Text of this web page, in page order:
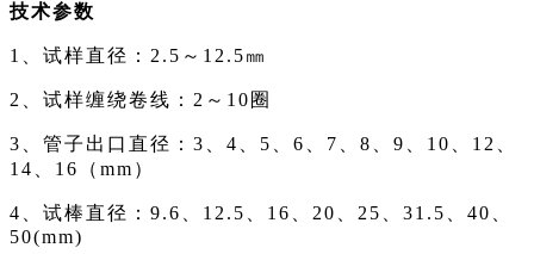
技术参数
1 、试样直径：2.5～12.5㎜
2 、试样缠绕卷线：2～10圈
3
、管子出口直径：3、4、5、6、7、8、9、10、12、
14、16（mm）
4
、试棒直径：9.6、12.5、16、20、25、31.5、40、
50(mm)